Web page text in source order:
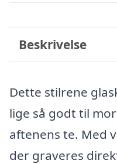
Beskrivelse
Dette stilrene
lige så godt til
aftenens te. Med
der graveres